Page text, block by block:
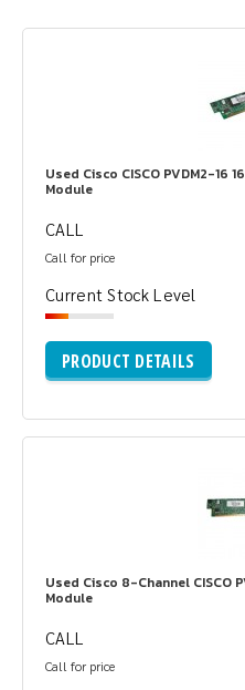
Used Cisco CISCO PVDM2-16
Module
CALL
Call for price
Current Stock Level
PRODUCT DETAILS
Used Cisco 8-Channel CISCO
Module
CALL
Call for price